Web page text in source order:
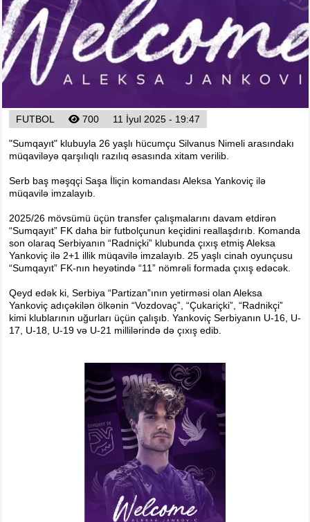
Dünya Kuboku - 2018
İslamiada-2017
Formula-1
Su İdman növləri
Tokio-2020
Layihə
Qış Olimpiya
İslamiada-2021
Dünya Kuboku-2022
FUTBOL 700 11 İyul 2025 - 19:47
"Sumqayıt" klubuyla 26 yaşlı hücumçu Silvanus Nimeli arasındakı
müqaviləyə qarşılıqlı razılıq əsasında xitam verilib.
Serb baş məşqçi Saşa İliçin komandası Aleksa Yankoviç ilə
müqavilə imzalayıb.
2025/26 mövsümü üçün transfer çalışmalarını davam etdirən
“Sumqayıt” FK daha bir futbolçunun keçidini reallaşdırıb. Komanda
son olaraq Serbiyanın “Radniçki” klubunda çıxış etmiş Aleksa
Yankoviç ilə 2+1 illik müqavilə imzalayıb. 25 yaşlı cinah oyunçusu
“Sumqayıt” FK-nın heyətində “11” nömrəli formada çıxış edəcək.
Qeyd edək ki, Serbiya “Partizan”ının yetirməsi olan Aleksa
Yankoviç adıçəkilən ölkənin “Vozdovaç”, “Çukariçki”, “Radnikçi”
kimi klublarının uğurları üçün çalışıb. Yankoviç Serbiyanın U-16, U-
17, U-18, U-19 və U-21 millilərində də çıxış edib.